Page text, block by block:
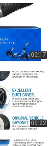
00:17
00:22